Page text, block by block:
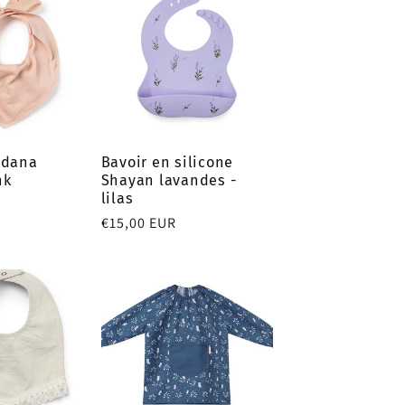
Bavoir en silicone
Shayan lavandes -
lilas
Prix
€15,00 EUR